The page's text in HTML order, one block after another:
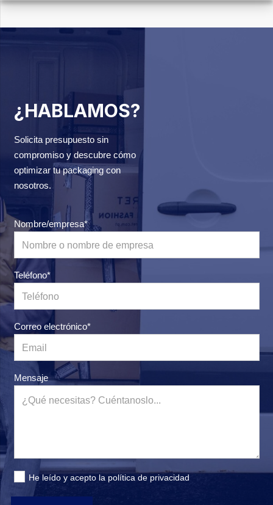
¿HABLAMOS?
Solicita presupuesto sin
compromiso y descubre cómo
optimizar tu packaging con
nosotros.
Nombre/empresa*
Teléfono*
Correo electrónico*
Mensaje
He leído y acepto la política de privacidad